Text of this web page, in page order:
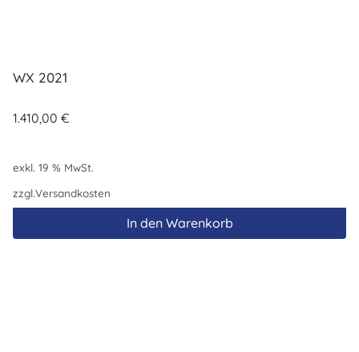
WX 2021
1.410,00 €
exkl. 19 % MwSt.
zzgl.Versandkosten
In den Warenkorb